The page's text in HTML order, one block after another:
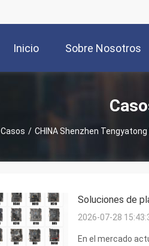
Inicio Sobre Nosotros
Casos / CHINA Shenzhen
Soluciones de
2026-07-28
En el mercado